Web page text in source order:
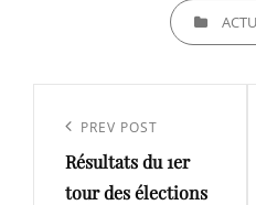
CATEGORIES
l’article
Previous
Post
PREV POST
Résultats du 1er
tour des élections